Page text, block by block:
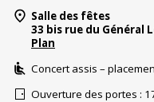
Salle des fêtes
33 bis rue du Général
Plan
Concert assis –
Ouverture des portes :